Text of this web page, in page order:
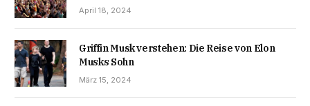
April 18, 2024
Griffin Musk verstehen: Die Reise von Elon
Musks Sohn
März 15, 2024